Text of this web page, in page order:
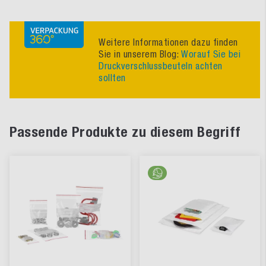
Weitere Informationen dazu finden
Sie in unserem Blog: Worauf Sie bei
Druckverschlussbeuteln achten
sollten
Passende Produkte zu diesem Begriff